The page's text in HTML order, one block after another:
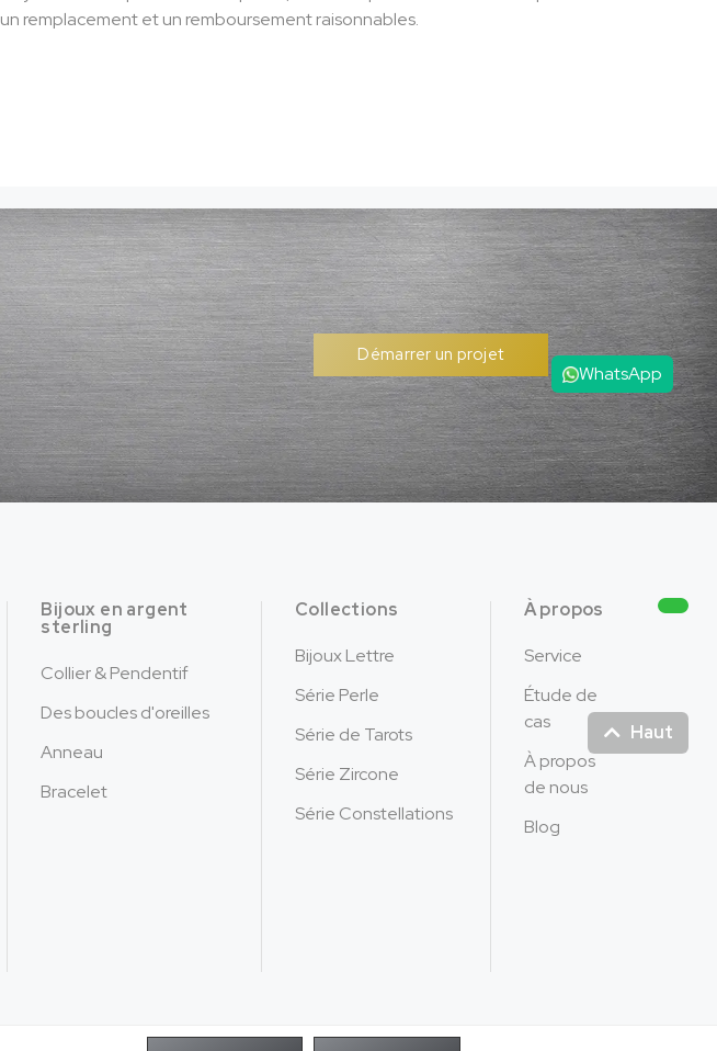
un remplacement et un remboursement raisonnables.
Haut
Démarrer un projet
Bijoux en argent
sterling
Collier & Pendentif
Des boucles d'oreilles
Anneau
Bracelet
Collections
Bijoux Lettre
Série Perle
Série de Tarots
Série Zircone
Série Constellations
À propos
Service
Étude de
cas
À propos
de nous
Blog
WhatsApp